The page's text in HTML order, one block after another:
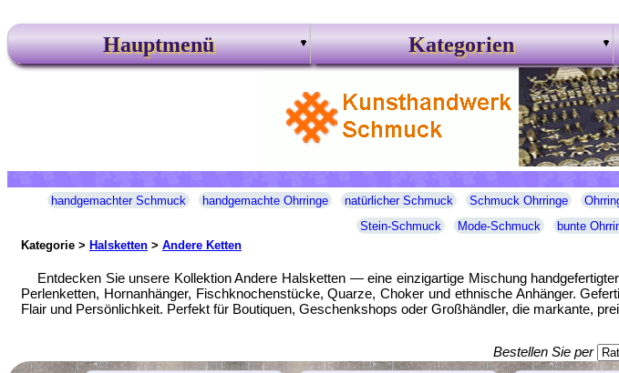
Hauptmenü Kategorien
handgemachter Schmuck handgemachte Ohrringe natürlicher Schmuck Schmuck Ohrringe
Stein-Schmuck
Mode-Schmuck bunte
Kategorie > Halsketten > Andere Ketten
Entdecken Sie unsere Kollektion Andere Halsketten — eine einzigartige Mischung
Perlenketten, Hornanhänger, Fischknochenstücke, Quarze, Choker und ethnische Anhänger.
Flair und Persönlichkeit. Perfekt für Boutiquen, Geschenkshops oder Großhändler, die markante,
Bestellen Sie per